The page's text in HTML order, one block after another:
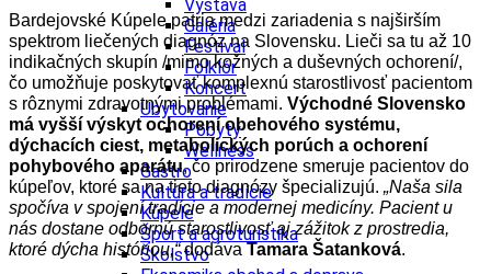
Výstava
Galéria
Festival
Folklór
Koncert
Ubytovanie
Pobyty
Wellness
Gastro
Kultúra a tradície
Kúpele
Šport a agroturistika
Školstvo
Bardejovské Kúpele patria medzi zariadenia s najširším
spektrom liečených diagnóz na Slovensku. Lieči sa tu až 10
indikačných skupín /mimo kožných a duševných ochorení/,
čo umožňuje poskytovať komplexnú starostlivosť pacientom
s rôznymi zdravotnými problémami. Východné Slovensko
má vyšší výskyt ochorení obehového systému,
dýchacích ciest, metabolických porúch a ochorení
pohybového aparátu, čo prirodzene smeruje pacientov do
kúpeľov, ktoré sa na tieto diagnózy špecializujú. „Naša sila
spočíva v spojení tradície a modernej medicíny. Pacient u
nás dostane odbornú starostlivosť aj zážitok z prostredia,
ktoré dýcha históriou,“dodáva Tamara Šatanková.